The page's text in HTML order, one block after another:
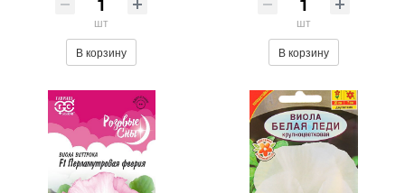
шт
В корзину
шт
В корзину